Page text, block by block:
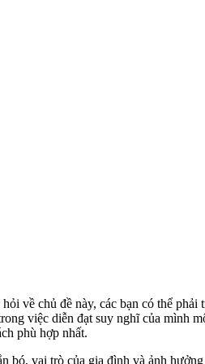
về chủ đề này, các bạn có thể phải
việc diễn đạt suy nghĩ của mình
phù hợp nhất.
bó, vai trò của gia đình và ảnh